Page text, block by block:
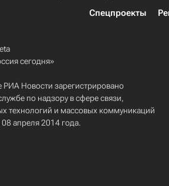
Спецпроекты
сегодня»
РИА Новости зарегистрировано
по надзору в сфере связи,
технологий и массовых коммуникаций
апреля 2014 года.